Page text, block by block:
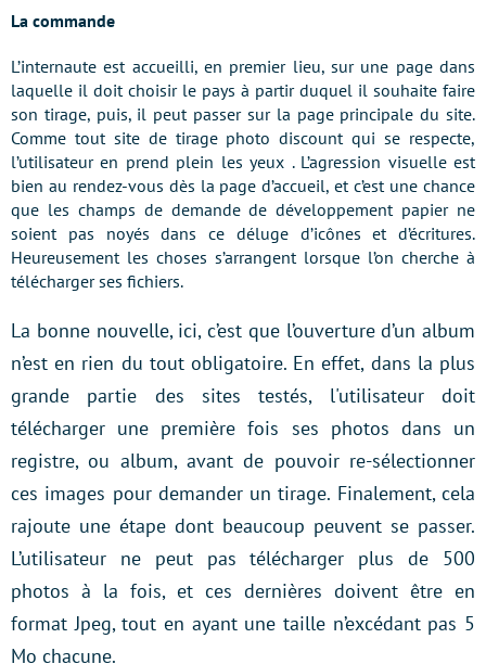
La commande
L’internaute est accueilli, en premier lieu, sur une page dans
laquelle il doit choisir le pays à partir duquel il souhaite faire
son tirage, puis, il peut passer sur la page principale du site.
Comme tout site de tirage photo discount qui se respecte,
l’utilisateur en prend plein les yeux . L’agression visuelle est
bien au rendez-vous dès la page d’accueil, et c’est une chance
que les champs de demande de développement papier ne
soient pas noyés dans ce déluge d’icônes et d’écritures.
Heureusement les choses s’arrangent lorsque l’on cherche à
télécharger ses fichiers.
La bonne nouvelle, ici, c’est que l’ouverture d’un album
n’est en rien du tout obligatoire. En effet, dans la plus
grande partie des sites testés, l'utilisateur doit
télécharger une première fois ses photos dans un
registre, ou album, avant de pouvoir re-sélectionner
ces images pour demander un tirage. Finalement, cela
rajoute une étape dont beaucoup peuvent se passer.
L’utilisateur ne peut pas télécharger plus de 500
photos à la fois, et ces dernières doivent être en
format Jpeg, tout en ayant une taille n’excédant pas 5
Mo chacune.